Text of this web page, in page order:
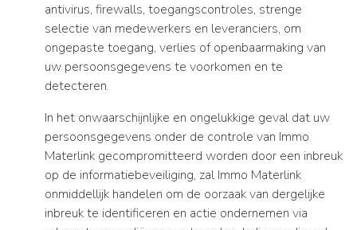
antivirus, firewalls, toegangscontroles, strenge
selectie van medewerkers en leveranciers, om
ongepaste toegang, verlies of openbaarmaking van
uw persoonsgegevens te voorkomen en te
detecteren.
In het onwaarschijnlijke en ongelukkige geval dat uw
persoonsgegevens onder de controle van Immo
Materlink gecompromitteerd worden door een inbreuk
op de informatiebeveiliging, zal Immo Materlink
onmiddellijk handelen om de oorzaak van dergelijke
inbreuk te identificeren en actie ondernemen via